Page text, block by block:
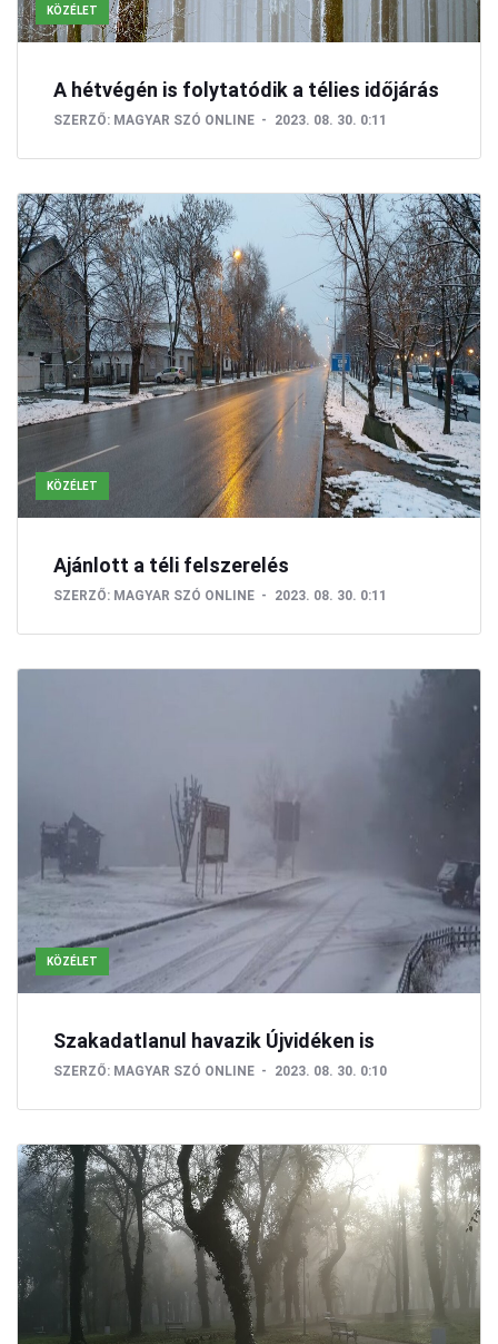
KÖZÉLET
A hétvégén is folytatódik a télies időjárás
SZERZŐ: MAGYAR SZÓ ONLINE 2023. 08. 30. 0:11
KÖZÉLET
Ajánlott a téli felszerelés
SZERZŐ: MAGYAR SZÓ ONLINE 2023. 08. 30. 0:11
KÖZÉLET
Szakadatlanul havazik Újvidéken is
SZERZŐ: MAGYAR SZÓ ONLINE 2023. 08. 30. 0:10